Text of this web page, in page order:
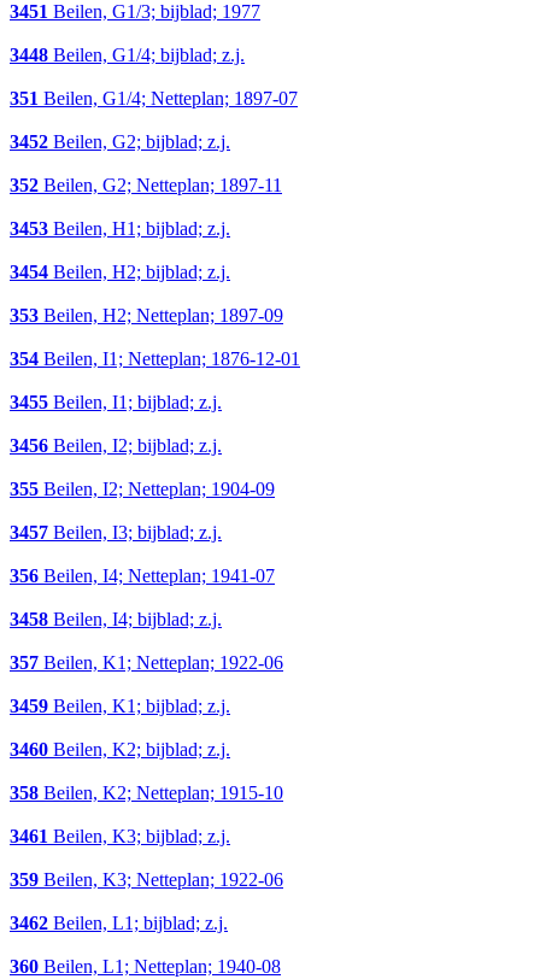
3451 Beilen, G1/3; bijblad; 1977
3448 Beilen, G1/4; bijblad; z.j.
351 Beilen, G1/4; Netteplan; 1897-07
3452 Beilen, G2; bijblad; z.j.
352 Beilen, G2; Netteplan; 1897-11
3453 Beilen, H1; bijblad; z.j.
3454 Beilen, H2; bijblad; z.j.
353 Beilen, H2; Netteplan; 1897-09
354 Beilen, I1; Netteplan; 1876-12-01
3455 Beilen, I1; bijblad; z.j.
3456 Beilen, I2; bijblad; z.j.
355 Beilen, I2; Netteplan; 1904-09
3457 Beilen, I3; bijblad; z.j.
356 Beilen, I4; Netteplan; 1941-07
3458 Beilen, I4; bijblad; z.j.
357 Beilen, K1; Netteplan; 1922-06
3459 Beilen, K1; bijblad; z.j.
3460 Beilen, K2; bijblad; z.j.
358 Beilen, K2; Netteplan; 1915-10
3461 Beilen, K3; bijblad; z.j.
359 Beilen, K3; Netteplan; 1922-06
3462 Beilen, L1; bijblad; z.j.
360 Beilen, L1; Netteplan; 1940-08